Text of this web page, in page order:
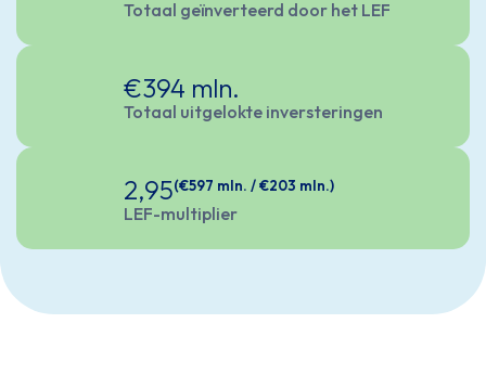
Totaal geïnverteerd door het LEF
€394 mln.
Totaal uitgelokte inversteringen
2,95(€597 mln. / €203 mln.)
LEF-multiplier